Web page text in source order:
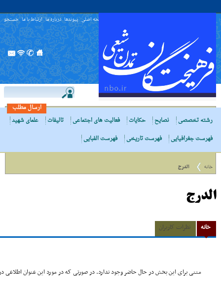
صفحه اصلی پیوندها درباره ما ارتباط با ما جستجو
ارسال مطلب
رشته تخصصی
نصایح حکایات فعالیت های اجتماعی تالیفات
علمای شهید
فهرست جغرافیایی
فهرست تاریخی فهرست الفبایی
خانه الدرج
الدرج
خانه نظرات کاربران
متنی برای این بخش در حال حاضر وجود ندارد. در صورتی که در مورد این عنوان اطلاعی